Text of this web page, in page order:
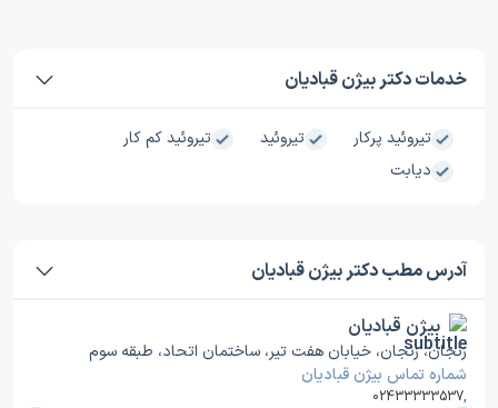
خدمات دکتر بیژن قبادیان
تیروئید پرکار تیروئید
تیروئید کم کار
دیابت
آدرس مطب دکتر بیژن قبادیان
بیژن قبادیان
زنجان، زنجان، خیابان هفت تیر، ساختمان اتحاد، طبقه سوم
شماره تماس بیژن قبادیان
02433333537,